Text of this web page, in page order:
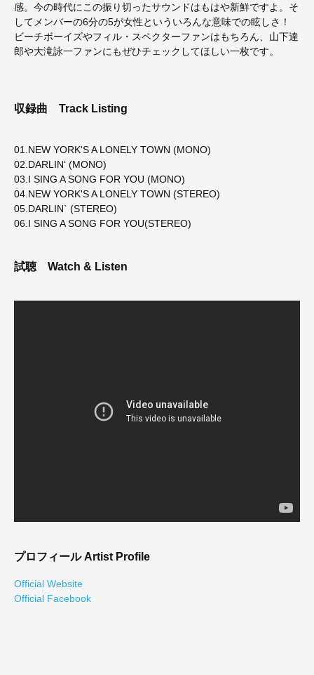
感。今の時代にこの振り切ったサウンドはもはや新鮮ですよ。そ
してメンバーの6分の5が女性といういろんな意味での眩しさ！
ビーチボーイズやフィル・スペクターファンはもちろん、山下達
郎や大滝詠一ファンにもぜひチェックしてほしい一枚です。
収録曲 Track Listing
01.NEW YORK'S A LONELY TOWN (MONO)
02.DARLIN‘ (MONO)
03.I SING A SONG FOR YOU (MONO)
04.NEW YORK'S A LONELY TOWN (STEREO)
05.DARLIN` (STEREO)
06.I SING A SONG FOR YOU(STEREO)
試聴 Watch & Listen
プロフィール Artist Profile
Official Website
Official Facebook